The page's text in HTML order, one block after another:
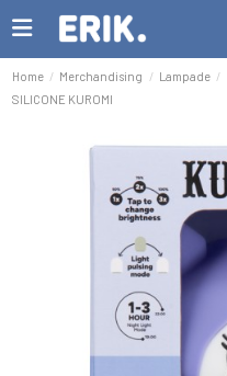
Home Merchandising Lampade
SILICONE KUROMI